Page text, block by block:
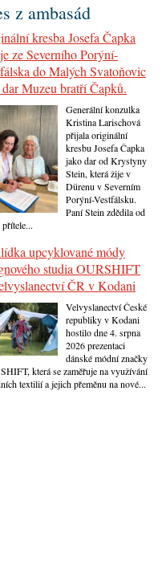
z ambasád
kresba Josefa Čapka
ze Severního Porýní-
do Malých Svatoňovic
Muzeu bratří Čapků.
Generální konzulka
Kristina Larischová
přijala originální
kresbu Josefa Čapka
jako dar od Krystyny
Stein, která žije v
Dürenu v Severním
Porýní-Vestfálsku.
Paní Stein zdědila od
upcyklované módy
studia OURSHIFT
ČR v Kodani
Velvyslanectví České
republiky v Kodani
hostilo dne 4. srpna
2026 prezentaci
dánské módní značky
která se zaměřuje na využívání
textilií a jejich přeměnu na nové...